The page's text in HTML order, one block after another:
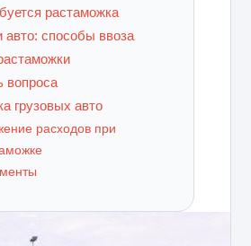
растаможка
авто: способы ввоза
вопроса
грузовых авто
расходов при